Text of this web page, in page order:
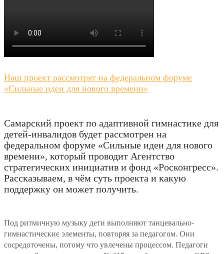
Наш проект рассмотрят на федеральном форуме
«Сильные идеи для нового времени»
Самарский проект по адаптивной гимнастике для
детей-инвалидов будет рассмотрен на
федеральном форуме «Сильные идеи для нового
времени», который проводит Агентство
стратегических инициатив и фонд «Росконгресс».
Рассказываем, в чём суть проекта и какую
поддержку он может получить.
Под ритмичную музыку дети выполняют танцевально-
гимнастические элементы, повторяя за педагогом. Они
сосредоточены, потому что увлечены процессом. Педагоги